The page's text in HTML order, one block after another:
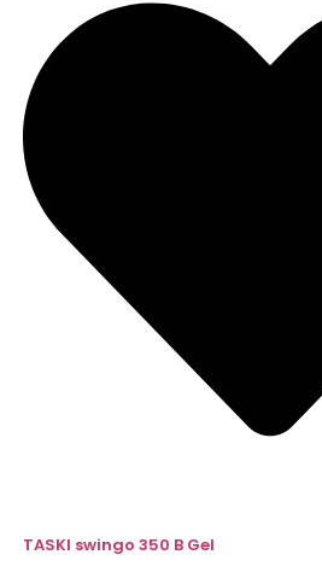
TASKI swingo 350 B Gel